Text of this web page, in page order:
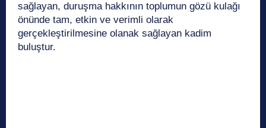
sağlayan, duruşma hakkının toplumun gözü kulağı
önünde tam, etkin ve verimli olarak
gerçekleştirilmesine olanak sağlayan kadim
buluştur.